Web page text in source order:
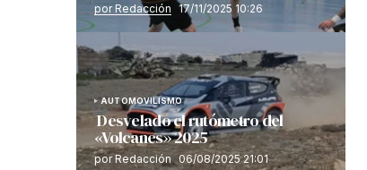
por Redacción 17/11/2025 10:26
AUTOMOVILISMO
Desvelado el rutómetro del
«Volcanes» 2025
por Redacción 06/08/2025 21:01